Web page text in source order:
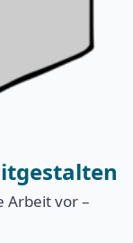
Arbeit vor –